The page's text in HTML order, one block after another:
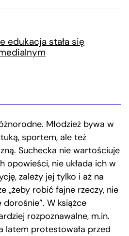
edukacja stała się
Młodzież bywa w
sportem, ale też
Suchecka nie wartościuje
opowieści, nie układa ich w
zależy jej tylko i aż na
„żeby robić fajne rzeczy, nie
W książce
rozpoznawalne, m.in.
latem protestowała przed